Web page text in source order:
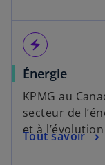
electric_bolt
Énergie
KPMG au
secteur de
et à
Tout savoir